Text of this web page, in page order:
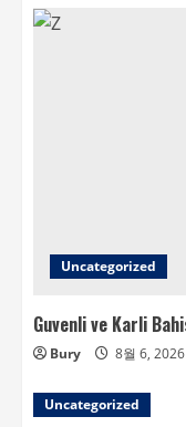
Uncategorized
Guvenli ve Karli
Bury 8월 6, 2026
Uncategorized